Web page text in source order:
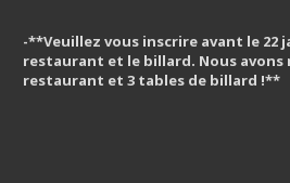
-**Veuillez vous inscrire avant le 22
restaurant et le billard. Nous avons
restaurant et 3 tables de billard !**